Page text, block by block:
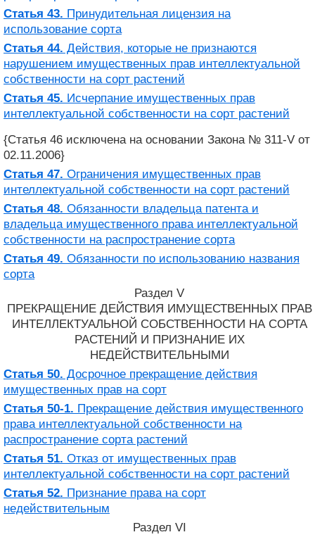
Статья 43. Принудительная лицензия на
использование сорта
Статья 44. Действия, которые не признаются
нарушением имущественных прав интеллектуальной
собственности на сорт растений
Статья 45. Исчерпание имущественных прав
интеллектуальной собственности на сорт растений
{Статья 46 исключена на основании Закона № 311-V от
02.11.2006}
Статья 47. Ограничения имущественных прав
интеллектуальной собственности на сорт растений
Статья 48. Обязанности владельца патента и
владельца имущественного права интеллектуальной
собственности на распространение сорта
Статья 49. Обязанности по использованию названия
сорта
Раздел V
ПРЕКРАЩЕНИЕ ДЕЙСТВИЯ ИМУЩЕСТВЕННЫХ ПРАВ
ИНТЕЛЛЕКТУАЛЬНОЙ СОБСТВЕННОСТИ НА СОРТА
РАСТЕНИЙ И ПРИЗНАНИЕ ИХ
НЕДЕЙСТВИТЕЛЬНЫМИ
Статья 50. Досрочное прекращение действия
имущественных прав на сорт
Статья 50-1. Прекращение действия имущественного
права интеллектуальной собственности на
распространение сорта растений
Статья 51. Отказ от имущественных прав
интеллектуальной собственности на сорт растений
Статья 52. Признание права на сорт
недействительным
Раздел VI